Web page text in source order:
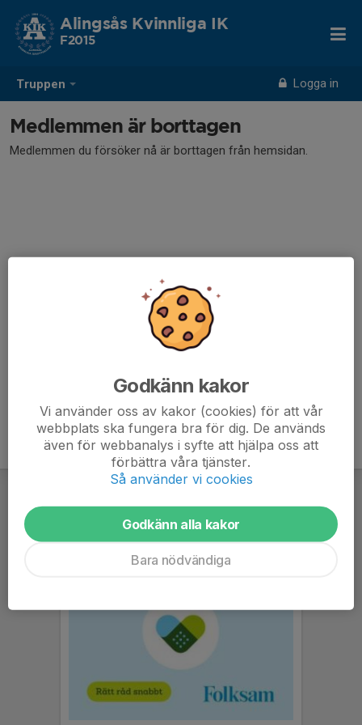
Truppen Logga in
Alingsås Kvinnliga IK
F2015
Medlemmen är borttagen
Medlemmen du försöker nå är borttagen från hemsidan.
Godkänn kakor
Vi använder oss av kakor (cookies) för att vår
webbplats ska fungera bra för dig. De används
även för webbanalys i syfte att hjälpa oss att
förbättra våra tjänster.
Så använder vi cookies
Godkänn alla kakor
Bara nödvändiga